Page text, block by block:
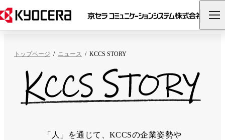
トップページ ニュース KCCS STORY
「人」を通じて、KCCSの企業姿勢や